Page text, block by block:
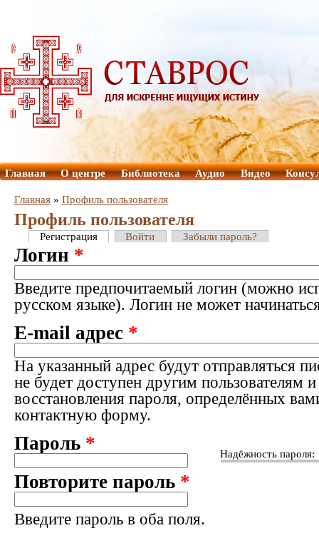
Главная О центре Библиотека Аудио Видео
Главная » Профиль пользователя
Профиль пользователя
Регистрация Войти Забыли пароль?
Логин *
Введите предпочитаемый логин (можно
русском языке). Логин не может
E-mail адрес *
На указанный адрес будут отправляться
не будет доступен другим пользователям
восстановления пароля, определённых
контактную форму.
Надёжность пароля:
Пароль *
Повторите пароль *
Введите пароль в оба поля.